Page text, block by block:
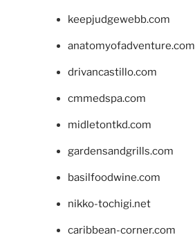
keepjudgewebb.com
anatomyofadventure.com
drivancastillo.com
cmmedspa.com
midletontkd.com
gardensandgrills.com
basilfoodwine.com
nikko-tochigi.net
caribbean-corner.com